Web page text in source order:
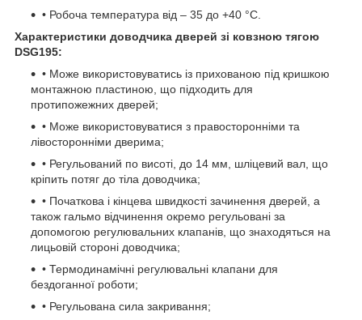
• Робоча температура від – 35 до +40 °С.
Характеристики доводчика дверей зі ковзною тягою
DSG195:
• Може використовуватись із прихованою під кришкою
монтажною пластиною, що підходить для
протипожежних дверей;
• Може використовуватися з правосторонніми та
лівосторонніми дверима;
• Регульований по висоті, до 14 мм, шліцевий вал, що
кріпить потяг до тіла доводчика;
• Початкова і кінцева швидкості зачинення дверей, а
також гальмо відчинення окремо регульовані за
допомогою регулювальних клапанів, що знаходяться на
лицьовій стороні доводчика;
• Термодинамічні регулювальні клапани для
бездоганної роботи;
• Регульована сила закривання;